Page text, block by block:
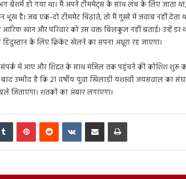
हो गया था। मैं अपने टीममेट्स के साथ लंच के लिए जाता
भूख है। जब एक-दो टीममेट चिढ़ाते, तो मैं गुस्से में जवाब नहीं देता
खान और परिवार को उस वक्त बिलकुल नहीं बताई। उन्हें डर
के लिए क्रिकेट खेलने का सपना अधूरा रह जाएगा।
में आए और शिद्दत के साथ मंजिल तक पहुंचने की कोशिश शुरू
उम्मीद है कि 21 वर्षीय युवा खिलाड़ी यशस्वी जयसवाल का
जिताएगा। शतकों का अंबार लगाएगा।
Tumblr PinterestReddit VKontakteShare via Email Print